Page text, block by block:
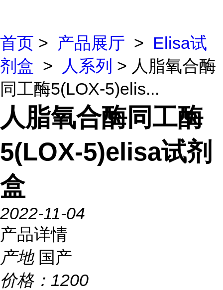
首页 > 产品展厅 > Elisa试
剂盒 > 人系列 > 人脂氧合酶
同工酶5(LOX-5)elis...
人脂氧合酶同工酶
5(LOX-5)elisa试剂
盒
2022-11-04
产品详情
产地 国产
价格： 1200